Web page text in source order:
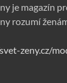
je magazín
rozumí
zeny.cz/